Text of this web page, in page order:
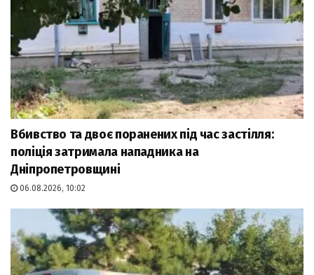
Вбивство та двоє поранених під час застілля:
поліція затримала нападника на
Дніпропетровщині
06.08.2026, 10:02